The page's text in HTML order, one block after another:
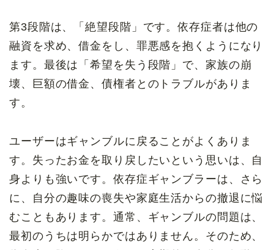
第3段階は、「絶望段階」です。依存症者は他の
融資を求め、借金をし、罪悪感を抱くようになり
ます。最後は「希望を失う段階」で、家族の崩
壊、巨額の借金、債権者とのトラブルがありま
す。
ユーザーはギャンブルに戻ることがよくありま
す。失ったお金を取り戻したいという思いは、自
身よりも強いです。依存症ギャンブラーは、さら
に、自分の趣味の喪失や家庭生活からの撤退に悩
むこともあります。通常、ギャンブルの問題は、
最初のうちは明らかではありません。そのため、